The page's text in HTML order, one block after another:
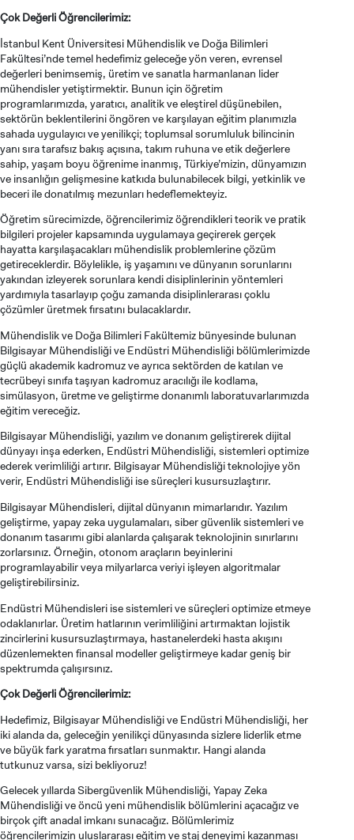
ADAY ÖĞRENCİ
INTERNATIONAL
STUDENT
Çok Değerli Öğrencilerimiz:
İstanbul Kent Üniversitesi Mühendislik ve Doğa Bilimleri
Fakültesi’nde temel hedefimiz geleceğe yön veren, evrensel
değerleri benimsemiş, üretim ve sanatla harmanlanan lider
mühendisler yetiştirmektir. Bunun için öğretim
programlarımızda, yaratıcı, analitik ve eleştirel düşünebilen,
sektörün beklentilerini öngören ve karşılayan eğitim planımızla
sahada uygulayıcı ve yenilikçi; toplumsal sorumluluk bilincinin
yanı sıra tarafsız bakış açısına, takım ruhuna ve etik değerlere
sahip, yaşam boyu öğrenime inanmış, Türkiye’mizin, dünyamızın
ve insanlığın gelişmesine katkıda bulunabilecek bilgi, yetkinlik ve
beceri ile donatılmış mezunları hedeflemekteyiz.
Öğretim sürecimizde, öğrencilerimiz öğrendikleri teorik ve pratik
bilgileri projeler kapsamında uygulamaya geçirerek gerçek
hayatta karşılaşacakları mühendislik problemlerine çözüm
getireceklerdir. Böylelikle, iş yaşamını ve dünyanın sorunlarını
yakından izleyerek sorunlara kendi disiplinlerinin yöntemleri
yardımıyla tasarlayıp çoğu zamanda disiplinlerarası çoklu
çözümler üretmek fırsatını bulacaklardır.
Mühendislik ve Doğa Bilimleri Fakültemiz bünyesinde bulunan
Bilgisayar Mühendisliği ve Endüstri Mühendisliği bölümlerimizde
güçlü akademik kadromuz ve ayrıca sektörden de katılan ve
tecrübeyi sınıfa taşıyan kadromuz aracılığı ile kodlama,
simülasyon, üretme ve geliştirme donanımlı laboratuvarlarımızda
eğitim vereceğiz.
Bilgisayar Mühendisliği, yazılım ve donanım geliştirerek dijital
dünyayı inşa ederken, Endüstri Mühendisliği, sistemleri optimize
ederek verimliliği artırır. Bilgisayar Mühendisliği teknolojiye yön
verir, Endüstri Mühendisliği ise süreçleri kusursuzlaştırır.
Bilgisayar Mühendisleri, dijital dünyanın mimarlarıdır. Yazılım
geliştirme, yapay zeka uygulamaları, siber güvenlik sistemleri ve
donanım tasarımı gibi alanlarda çalışarak teknolojinin sınırlarını
zorlarsınız. Örneğin, otonom araçların beyinlerini
programlayabilir veya milyarlarca veriyi işleyen algoritmalar
geliştirebilirsiniz.
Endüstri Mühendisleri ise sistemleri ve süreçleri optimize etmeye
odaklanırlar. Üretim hatlarının verimliliğini artırmaktan lojistik
zincirlerini kusursuzlaştırmaya, hastanelerdeki hasta akışını
düzenlemekten finansal modeller geliştirmeye kadar geniş bir
spektrumda çalışırsınız.
Çok Değerli Öğrencilerimiz:
Hedefimiz, Bilgisayar Mühendisliği ve Endüstri Mühendisliği, her
iki alanda da, geleceğin yenilikçi dünyasında sizlere liderlik etme
ve büyük fark yaratma fırsatları sunmaktır. Hangi alanda
tutkunuz varsa, sizi bekliyoruz!
Gelecek yıllarda Sibergüvenlik Mühendisliği, Yapay Zeka
Mühendisliği ve öncü yeni mühendislik bölümlerini açacağız ve
birçok çift anadal imkanı sunacağız. Bölümlerimiz
öğrencilerimizin uluslararası eğitim ve staj deneyimi kazanması